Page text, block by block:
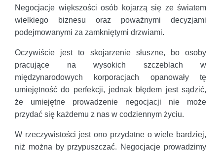
Negocjacje większości osób kojarzą się ze światem
wielkiego biznesu oraz poważnymi decyzjami
podejmowanymi za zamkniętymi drzwiami.
Oczywiście jest to skojarzenie słuszne, bo osoby
pracujące na wysokich szczeblach w
międzynarodowych korporacjach opanowały tę
umiejętność do perfekcji, jednak błędem jest sądzić,
że umiejętne prowadzenie negocjacji nie może
przydać się każdemu z nas w codziennym życiu.
W rzeczywistości jest ono przydatne o wiele bardziej,
niż można by przypuszczać. Negocjacje prowadzimy